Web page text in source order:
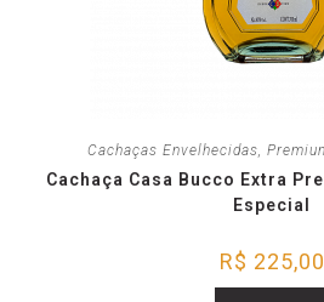
Cachaças Envelhecidas,
Cachaça Casa Bucco Extra
Especial
R$ 225,00